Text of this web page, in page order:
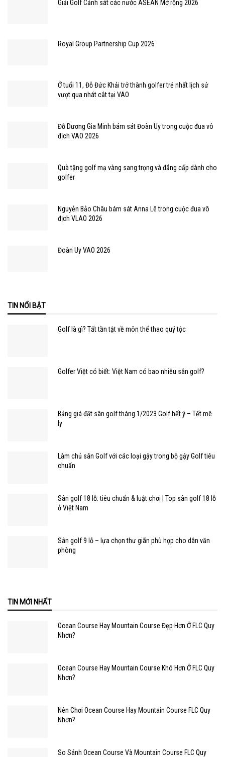
Giải Golf Cảnh sát các nước ASEAN Mở rộng 2026
Royal Group Partnership Cup 2026
Ở tuổi 11, Đỗ Đức Khải trở thành golfer trẻ nhất lịch sử
vượt qua nhát cắt tại VAO
Đỗ Dương Gia Minh bám sát Đoàn Uy trong cuộc đua vô
địch VAO 2026
Quà tặng golf mạ vàng sang trọng và đẳng cấp dành cho
golfer
Nguyễn Bảo Châu bám sát Anna Lê trong cuộc đua vô
địch VLAO 2026
Đoàn Uy VAO 2026
TIN NỔI BẬT
Golf là gì? Tất tần tật về môn thể thao quý tộc
Golfer Việt có biết: Việt Nam có bao nhiêu sân golf?
Bảng giá đặt sân golf tháng 1/2023 Golf hết ý – Tết mê
ly
Làm chủ sân Golf với các loại gậy trong bộ gậy Golf tiêu
chuẩn
Sân golf 18 lỗ: tiêu chuẩn & luật chơi | Top sân golf 18 lỗ
ở Việt Nam
Sân golf 9 lỗ – lựa chọn thư giãn phù hợp cho dân văn
phòng
TIN MỚI NHẤT
Ocean Course Hay Mountain Course Đẹp Hơn Ở FLC Quy
Nhơn?
Ocean Course Hay Mountain Course Khó Hơn Ở FLC Quy
Nhơn?
Nên Chơi Ocean Course Hay Mountain Course FLC Quy
Nhơn?
So Sánh Ocean Course Và Mountain Course FLC Quy